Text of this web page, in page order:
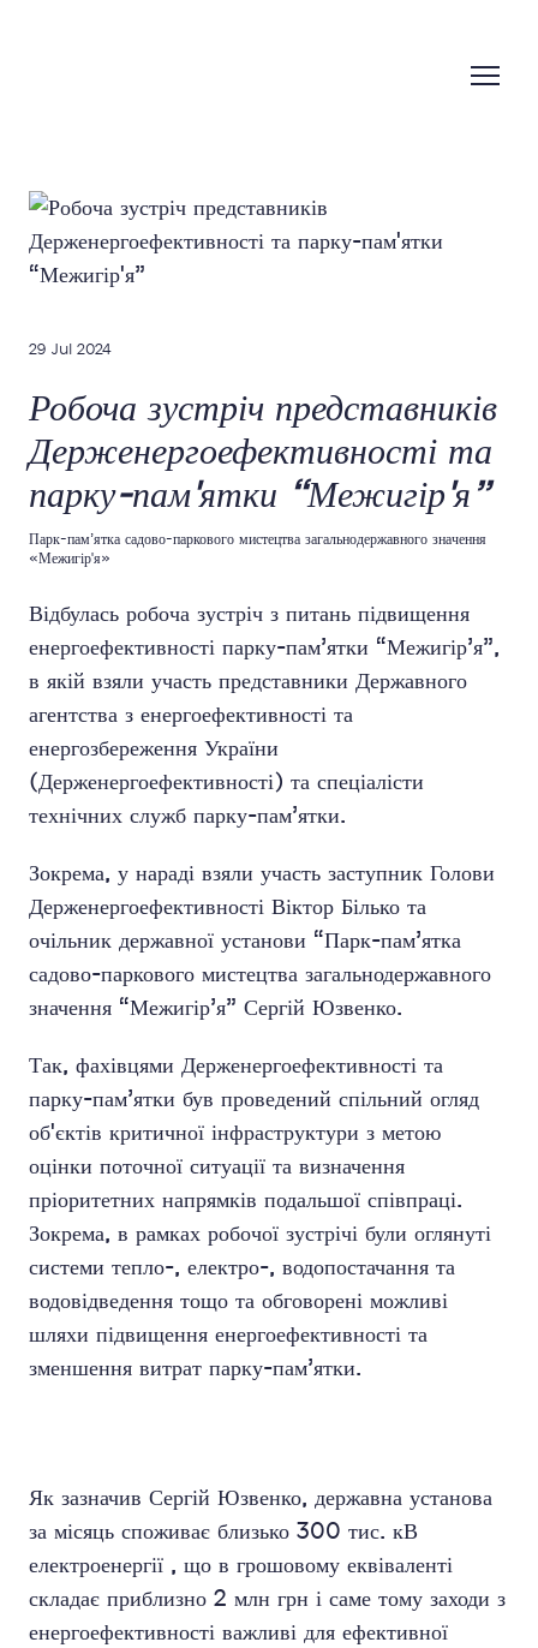
29 Jul 2024
Робоча зустріч представників
Держенергоефективності та
парку-пам'ятки “Межигір'я”
Парк-пам’ятка садово-паркового мистецтва загальнодержавного значення
«Межигір'я»
Відбулась робоча зустріч з питань підвищення
енергоефективності парку-пам’ятки “Межигір’я”,
в якій взяли участь представники Державного
агентства з енергоефективності та
енергозбереження України
(Держенергоефективності) та спеціалісти
технічних служб парку-пам’ятки.
Зокрема, у нараді взяли участь заступник Голови
Держенергоефективності Віктор Білько та
очільник державної установи “Парк-пам’ятка
садово-паркового мистецтва загальнодержавного
значення “Межигір’я” Сергій Юзвенко.
Так, фахівцями Держенергоефективності та
парку-пам’ятки був проведений спільний огляд
об'єктів критичної інфраструктури з метою
оцінки поточної ситуації та визначення
пріоритетних напрямків подальшої співпраці.
Зокрема, в рамках робочої зустрічі були оглянуті
системи тепло-, електро-, водопостачання та
водовідведення тощо та обговорені можливі
шляхи підвищення енергоефективності та
зменшення витрат парку-пам’ятки.
Як зазначив Сергій Юзвенко, державна установа
за місяць споживає близько 300 тис. кВ
електроенергії , що в грошовому еквіваленті
складає приблизно 2 млн грн і саме тому заходи з
енергоефективності важливі для ефективної